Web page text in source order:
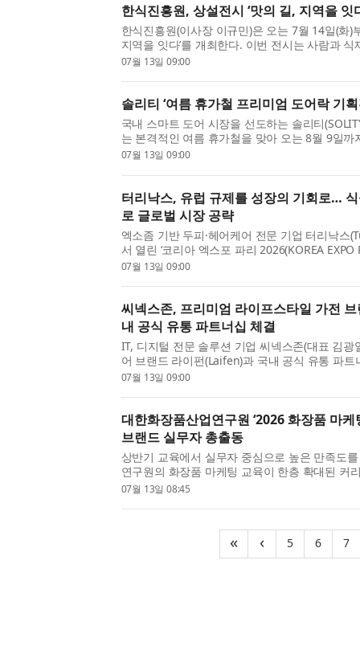
한식진흥원, 상설전시 ‘맛의 길, 지역을 잇
한식진흥원(이사장 이규민)은 오는 7월 14일(화)
지역을 잇다’​를 개최한다. 이번 전시는 사람과
정 속에서 한식이 어떻게 발전해 왔는지를 조명
07월 13일 09:00
솔리티 ‘여름 휴가철 프리미엄 도어락 기획
국내 스마트 도어 시장을 선도하는 솔리티
는 본격적인 여름 휴가철을 맞아 오는 8월 9일까
프리미엄 도어락 3종을 대상으로 프로모션을 진
07월 13일 09:00
터리낙스, 유럽 규제를 성장의 기회로…
로 글로벌 시장 공략
엑소좀 기반 두피·헤어케어 전문 기업 터리낙스
서 열린 ‘코리아 엑스포 파리 2026(KOREA EXPO
통해 유럽 시장의 가능성과 과제를 동시에 확인
07월 13일 09:00
씨넥스존, 프리미엄 라이프스타일 가전 브
내 공식 유통 파트너십 체결
IT, 디지털 전문 솔루션 기업 씨넥스존(대표 김광
어 브랜드 라이펀(Laifen)과 국내 공식 유통 파
펀의 주요 제품을 국내 시장에 공식 공급한다고
07월 13일 09:00
대한화장품산업연구원 ‘2026 화장품 마케
브랜드 실무자 총출동
상반기 교육에서 실무자 중심으로 높은 만족도
연구원의 화장품 마케팅 교육이 한층 확대된 커
대한화장품산업연구원이 주관하는 ‘2026 화장품
07월 13일 08:45
« ‹ 5(current)
6 7